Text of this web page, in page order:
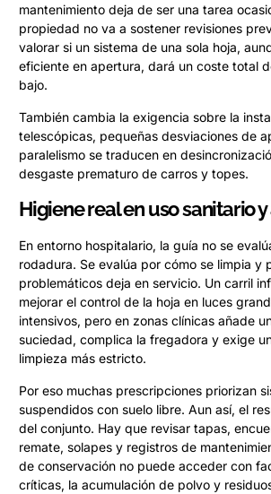
mantenimiento deja de ser una tarea
propiedad no va a sostener revisiones
valorar si un sistema de una sola hoja,
eficiente en apertura, dará un coste total
bajo.
También cambia la exigencia sobre la
telescópicas, pequeñas desviaciones de
paralelismo se traducen en
desgaste prematuro de carros y topes.
Higiene real en uso sanitario
En entorno hospitalario, la guía no se
rodadura. Se evalúa por cómo se limpia y
problemáticos deja en servicio. Un carril
mejorar el control de la hoja en luces
intensivos, pero en zonas clínicas añade
suciedad, complica la fregadora y exige
limpieza más estricto.
Por eso muchas prescripciones priorizan
suspendidos con suelo libre. Aun así, el
del conjunto. Hay que revisar tapas,
remate, solapes y registros de
de conservación no puede acceder con
críticas, la acumulación de polvo y